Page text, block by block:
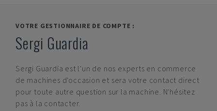
VOTRE GESTIONNAIRE DE COMPTE :
Sergi Guardia
Sergi Guardia est l'un de nos experts en commerce
de machines d'occasion et sera votre contact direct
pour toute autre question sur la machine. N'hésitez
pas à la contacter.